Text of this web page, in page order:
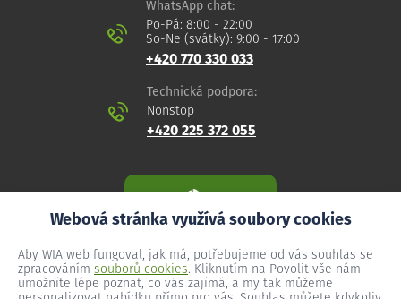
Webová stránka využívá soubory cookies
Aby WIA web fungoval, jak má, potřebujeme od vás souhlas se
zpracováním souborů cookies. Kliknutím na Povolit vše nám
umožníte lépe poznat, co vás zajímá, a my tak můžeme
WhatsApp chat:
Po-Pá: 8:00 - 22:00
So-Ne (svátky): 9:00 - 17:00
+420 770 330 033
Technická podpora:
Nonstop
+420 225 372 055